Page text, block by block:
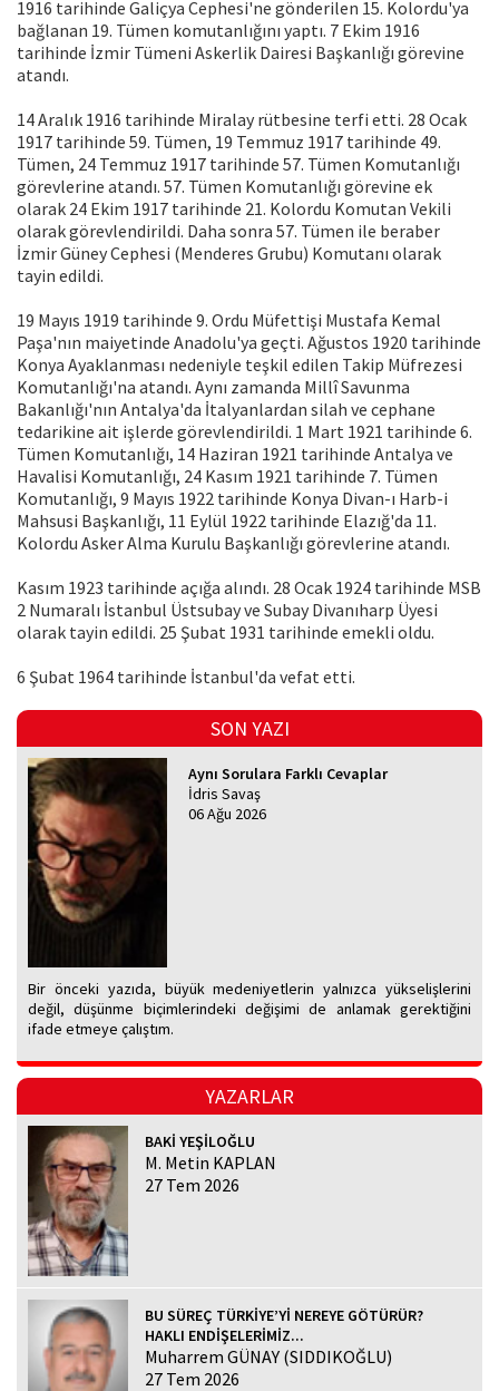
1916 tarihinde Galiçya Cephesi'ne gönderilen 15. Kolordu'ya
bağlanan 19. Tümen komutanlığını yaptı. 7 Ekim 1916
tarihinde İzmir Tümeni Askerlik Dairesi Başkanlığı görevine
atandı.
14 Aralık 1916 tarihinde Miralay rütbesine terfi etti. 28 Ocak
1917 tarihinde 59. Tümen, 19 Temmuz 1917 tarihinde 49.
Tümen, 24 Temmuz 1917 tarihinde 57. Tümen Komutanlığı
görevlerine atandı. 57. Tümen Komutanlığı görevine ek
olarak 24 Ekim 1917 tarihinde 21. Kolordu Komutan Vekili
olarak görevlendirildi. Daha sonra 57. Tümen ile beraber
İzmir Güney Cephesi (Menderes Grubu) Komutanı olarak
tayin edildi.
19 Mayıs 1919 tarihinde 9. Ordu Müfettişi Mustafa Kemal
Paşa'nın maiyetinde Anadolu'ya geçti. Ağustos 1920 tarihinde
Konya Ayaklanması nedeniyle teşkil edilen Takip Müfrezesi
Komutanlığı'na atandı. Aynı zamanda Millî Savunma
Bakanlığı'nın Antalya'da İtalyanlardan silah ve cephane
tedarikine ait işlerde görevlendirildi. 1 Mart 1921 tarihinde 6.
Tümen Komutanlığı, 14 Haziran 1921 tarihinde Antalya ve
Havalisi Komutanlığı, 24 Kasım 1921 tarihinde 7. Tümen
Komutanlığı, 9 Mayıs 1922 tarihinde Konya Divan-ı Harb-i
Mahsusi Başkanlığı, 11 Eylül 1922 tarihinde Elazığ'da 11.
Kolordu Asker Alma Kurulu Başkanlığı görevlerine atandı.
Kasım 1923 tarihinde açığa alındı. 28 Ocak 1924 tarihinde MSB
2 Numaralı İstanbul Üstsubay ve Subay Divanıharp Üyesi
olarak tayin edildi. 25 Şubat 1931 tarihinde emekli oldu.
6 Şubat 1964 tarihinde İstanbul'da vefat etti.
SON YAZI
Aynı Sorulara Farklı Cevaplar
İdris Savaş
06 Ağu 2026
Bir önceki yazıda, büyük medeniyetlerin yalnızca yükselişlerini
değil, düşünme biçimlerindeki değişimi de anlamak gerektiğini
ifade etmeye çalıştım.
YAZARLAR
BAKİ YEŞİLOĞLU
M. Metin KAPLAN
27 Tem 2026
BU SÜREÇ TÜRKİYE’Yİ NEREYE GÖTÜRÜR?
HAKLI ENDİŞELERİMİZ...
Muharrem GÜNAY (SIDDIKOĞLU)
27 Tem 2026